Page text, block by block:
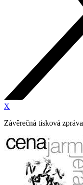
X
Závěrečná tisková zpráva